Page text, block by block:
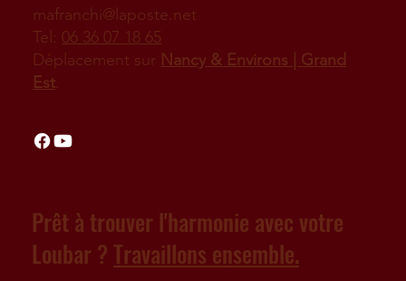
mafranchi@laposte.net
Tel: 06 36 07 18 65
Déplacement sur Nancy & Environs | Grand
Est.
Prêt à trouver l'harmonie avec votre
Loubar ? Travaillons ensemble.